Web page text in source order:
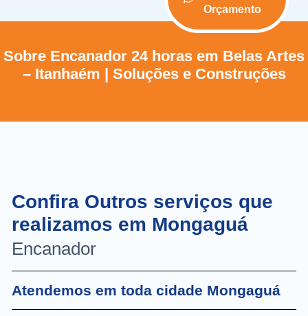
Orçamento
Sobre Encanador 24 horas em Belas Artes
– Itanhaém | Soluções e Construções
Confira Outros serviços que
realizamos em Mongaguá
Encanador
Atendemos em toda cidade Mongaguá